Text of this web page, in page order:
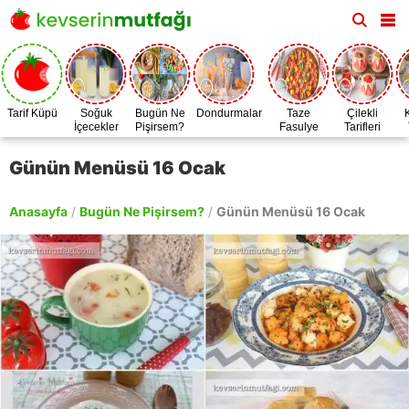
Tarif Küpü
Soğuk
İçecekler
Bugün Ne
Pişirsem?
Dondurmalar
Taze
Fasulye
Zamanı
Çilekli
Tarifleri
Günün Menüsü 16 Ocak
Anasayfa / Bugün Ne Pişirsem? / Günün Menüsü 16 Ocak